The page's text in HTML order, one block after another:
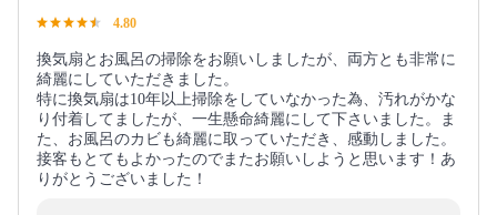
4.80
換気扇とお風呂の掃除をお願いしましたが、両方とも非常に
綺麗にしていただきました。
特に換気扇は10年以上掃除をしていなかった為、汚れがかな
り付着してましたが、一生懸命綺麗にして下さいました。ま
た、お風呂のカビも綺麗に取っていただき、感動しました。
接客もとてもよかったのでまたお願いしようと思います！あ
りがとうございました！